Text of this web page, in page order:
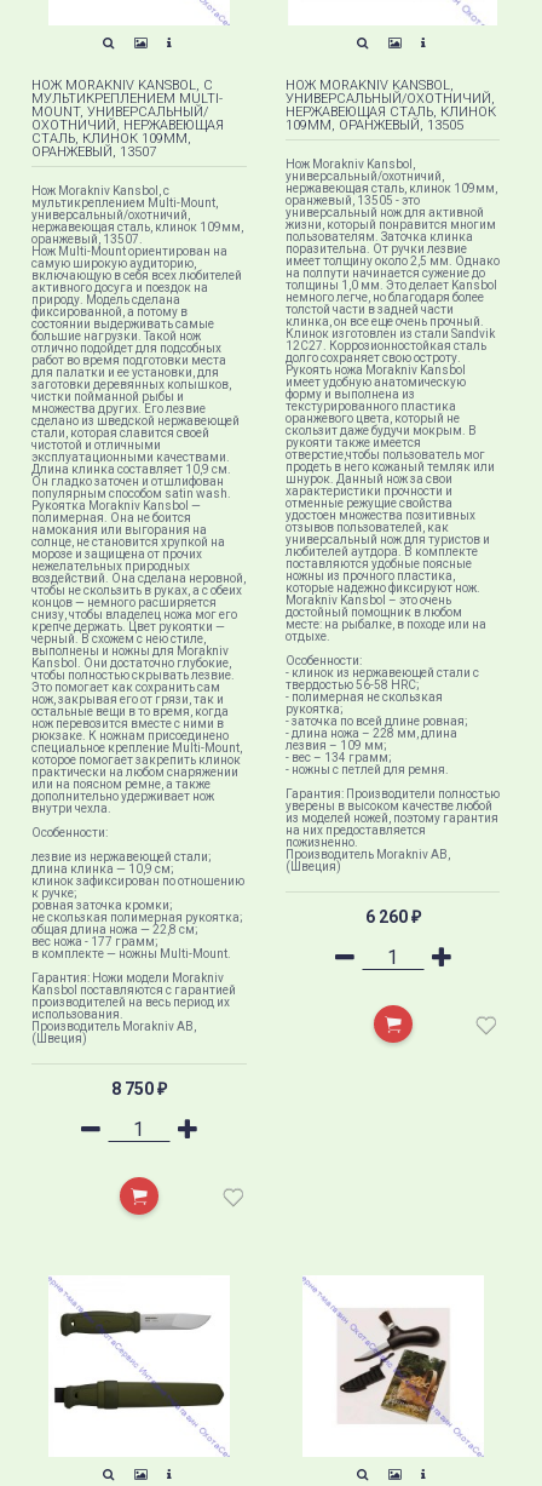
НОЖ MORAKNIV KANSBOL, С
МУЛЬТИКРЕПЛЕНИЕМ MULTI-
MOUNT, УНИВЕРСАЛЬНЫЙ/
ОХОТНИЧИЙ, НЕРЖАВЕЮЩАЯ
СТАЛЬ, КЛИНОК 109ММ,
ОРАНЖЕВЫЙ, 13507
Нож Morakniv Kansbol, с
мультикреплением Multi-Mount​,
универсальный/охотничий,
нержавеющая сталь, клинок 109мм,
оранжевый, 13507.
Нож Multi-Mount ориентирован на
самую широкую аудиторию,
включающую в себя всех любителей
активного досуга и поездок на
природу. Модель сделана
фиксированной, а потому в
состоянии выдерживать самые
большие нагрузки. Такой нож
отлично подойдет для подсобных
работ во время подготовки места
для палатки и ее установки, для
заготовки деревянных колышков,
чистки пойманной рыбы и
множества других. Его лезвие
сделано из шведской нержавеющей
стали, которая славится своей
чистотой и отличными
эксплуатационными качествами.
Длина клинка составляет 10,9 см.
Он гладко заточен и отшлифован
популярным способом satin wash.
Рукоятка Morakniv Kansbol —
полимерная. Она не боится
намокания или выгорания на
солнце, не становится хрупкой на
морозе и защищена от прочих
нежелательных природных
воздействий. Она сделана неровной,
чтобы не скользить в руках, а с обеих
концов — немного расширяется
снизу, чтобы владелец ножа мог его
крепче держать. Цвет рукоятки —
черный. В схожем с нею стиле,
выполнены и ножны для Morakniv
Kansbol. Они достаточно глубокие,
чтобы полностью скрывать лезвие.
Это помогает как сохранить сам
нож, закрывая его от грязи, так и
остальные вещи в то время, когда
нож перевозится вместе с ними в
рюкзаке. К ножнам присоединено
специальное крепление Multi-Mount,
которое помогает закрепить клинок
практически на любом снаряжении
или на поясном ремне, а также
дополнительно удерживает нож
внутри чехла.
Особенности:
лезвие из нержавеющей стали;
длина клинка — 10,9 см;
клинок зафиксирован по отношению
к ручке;
ровная заточка кромки;
не скользкая полимерная рукоятка;
общая длина ножа — 22,8 см;
вес ножа - 177 грамм;
в комплекте — ножны Multi-Mount.
Гарантия: Ножи модели Morakniv
Kansbol поставляются с гарантией
производителей на весь период их
использования.
Производитель Morakniv AB,
(Швеция)
8 750 ₽
НОЖ MORAKNIV KANSBOL,
УНИВЕРСАЛЬНЫЙ/ОХОТНИЧИЙ,
НЕРЖАВЕЮЩАЯ СТАЛЬ, КЛИНОК
109ММ, ОРАНЖЕВЫЙ, 13505
Нож Morakniv Kansbol,
универсальный/охотничий,
нержавеющая сталь, клинок 109мм,
оранжевый, 13505 - это
универсальный нож для активной
жизни, который понравится многим
пользователям. Заточка клинка
поразительна. От ручки лезвие
имеет толщину около 2,5 мм. Однако
на полпути начинается сужение до
толщины 1,0 мм. Это делает Kansbol
немного легче, но благодаря более
толстой части в задней части
клинка, он все еще очень прочный.
Клинок изготовлен из стали Sandvik
12C27. Коррозионностойкая сталь
долго сохраняет свою остроту.
Рукоять ножа Morakniv Kansbol
имеет удобную анатомическую
форму и выполнена из
текстурированного пластика
оранжевого цвета, который не
скользит даже будучи мокрым. В
рукояти также имеется
отверстие,чтобы пользователь мог
продеть в него кожаный темляк или
шнурок. Данный нож за свои
характеристики прочности и
отменные режущие свойства
удостоен множества позитивных
отзывов пользователей, как
универсальный нож для туристов и
любителей аутдора. В комплекте
поставляются удобные поясные
ножны из прочного пластика,
которые надежно фиксируют нож.
Morakniv Kansbol – это очень
достойный помощник в любом
месте: на рыбалке, в походе или на
отдыхе.
Особенности:
- клинок из нержавеющей стали с
твердостью 56-58 HRC;
- полимерная не скользкая
рукоятка;
- заточка по всей длине ровная;
- длина ножа – 228 мм, длина
лезвия – 109 мм;
- вес – 134 грамм;
- ножны с петлей для ремня.
Гарантия: Производители полностью
уверены в высоком качестве любой
из моделей ножей, поэтому гарантия
на них предоставляется
пожизненно.
Производитель Morakniv AB,
(Швеция)
6 260 ₽